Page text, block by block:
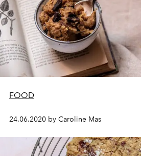
FOOD
24.06.2020 by Caroline Mas